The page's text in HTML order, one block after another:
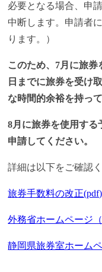
必要となる場合、申
中断します。申請者
ります。）
このため、7月に旅
日までに旅券を受け
な時間的余裕を持っ
8月に旅券を使用する
申請してください。
詳細は以下をご確認く
旅券手数料の改正(pdf)
外務省ホームページ
静岡県旅券室ホーム